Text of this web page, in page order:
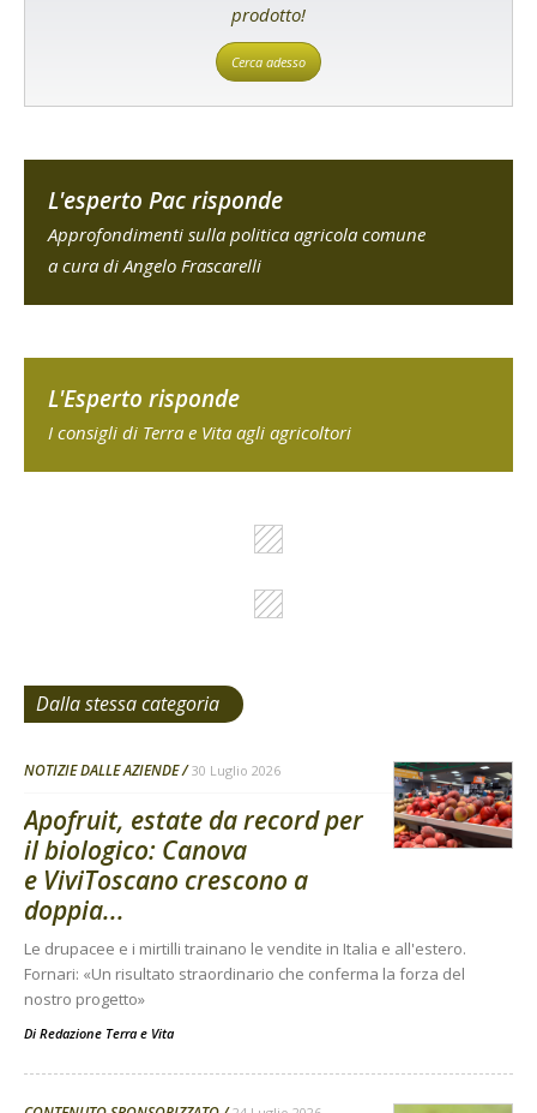
prodotto!
Cerca adesso
L'esperto Pac risponde
Approfondimenti sulla politica agricola comune
a cura di Angelo Frascarelli
L'Esperto risponde
I consigli di Terra e Vita agli agricoltori
Dalla stessa categoria
NOTIZIE DALLE AZIENDE 30 Luglio 2026
Apofruit, estate da record per
il biologico: Canova
e ViviToscano crescono a
doppia...
Le drupacee e i mirtilli trainano le vendite in Italia e all'estero.
Fornari: «Un risultato straordinario che conferma la forza del
nostro progetto»
Di Redazione Terra e Vita